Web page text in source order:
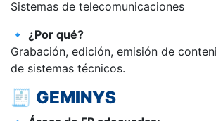
Sistemas de telecomunicaciones
🔹 ¿Por qué?
Grabación, edición, emisión de
de sistemas técnicos.
🧾 GEMINYS